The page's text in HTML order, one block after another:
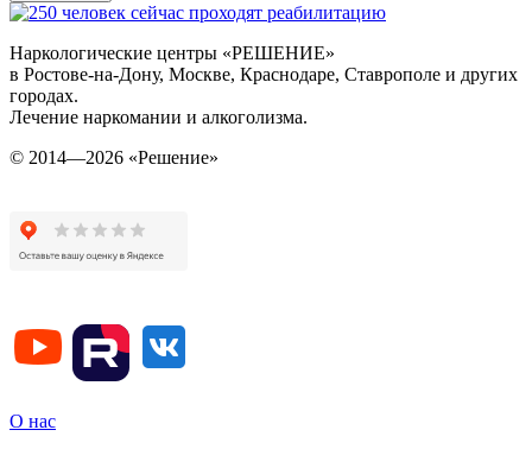
Наркологические центры «РЕШЕНИЕ»
в Ростове-на-Дону, Москве, Краснодаре, Ставрополе и других
городах.
Лечение наркомании и алкоголизма.
© 2014—2026 «Решение»
О нас